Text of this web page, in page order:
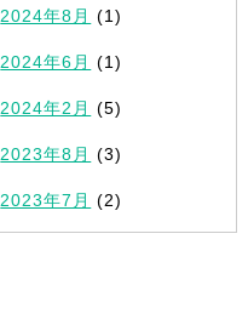
2024年8月 (1)
2024年6月 (1)
2024年2月 (5)
2023年8月 (3)
2023年7月 (2)